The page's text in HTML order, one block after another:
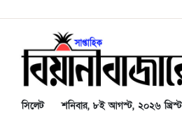
সিলেট শনিবার, ৮ই আগস্ট, ২০২৬